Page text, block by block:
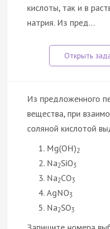
кислоты, так и в
натрия. Из пред…
Из предложенного
вещества, при
соляной кислотой
Mg(OH)2
Na2SiO3
Na2CO3
AgNO3
Na2SO3